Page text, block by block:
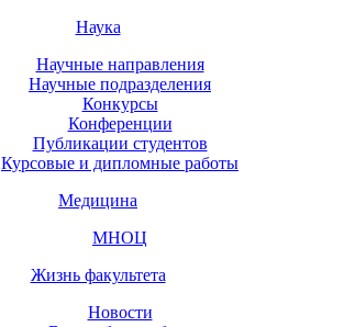
Наука
Научные направления
Научные подразделения
Конкурсы
Конференции
Публикации студентов
Курсовые и дипломные работы
Медицина
МНОЦ
Жизнь факультета
Новости